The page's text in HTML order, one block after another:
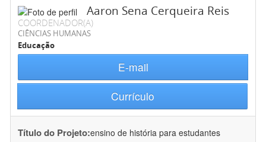
Aaron Sena Cerqueira Reis
COORDENADOR(A)
CIÊNCIAS HUMANAS
Educação
E-mail
Currículo
Título do Projeto:ensino de história para estudantes